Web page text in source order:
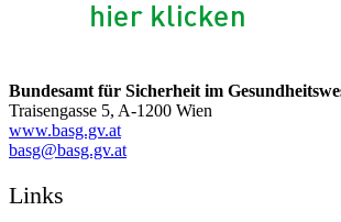
Bundesamt für Sicherheit im
Traisengasse 5, A-1200 Wien
www.basg.gv.at
ta.vg.gsab@gsab
Links